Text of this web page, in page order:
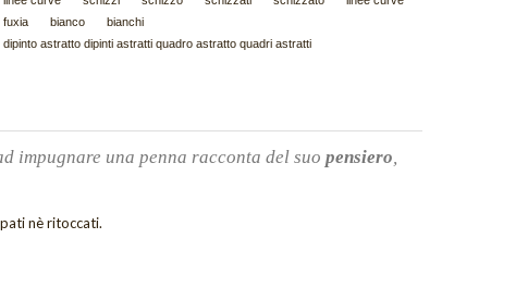
fuxia
bianco
bianchi
dipinto astratto dipinti astratti quadro astratto quadri astratti
impugnare una penna racconta del suo pensiero
nè ritoccati.